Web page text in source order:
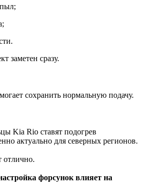
заметен сразу.
сохранить нормальную подачу.
Kia Rio ставят подогрев
актуально для северных регионов.
отлично.
форсунок влияет на